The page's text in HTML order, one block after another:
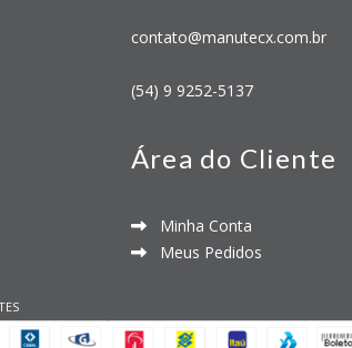
contato@manutecx.com.br
(54) 9 9252-5137
Área do Cliente
Minha Conta
Meus Pedidos